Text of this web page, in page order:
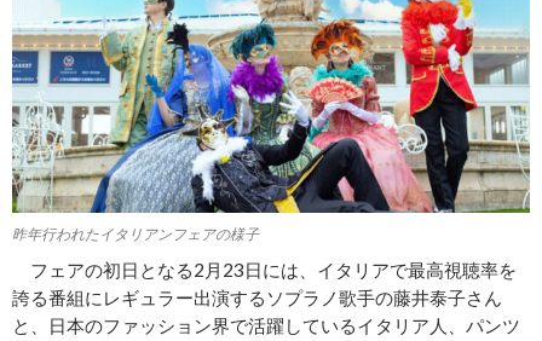
昨年行われたイタリアンフェアの様子
フェアの初日となる2月23日には、イタリアで最高視聴率を
誇る番組にレギュラー出演するソプラノ歌手の藤井泰子さん
と、日本のファッション界で活躍しているイタリア人、パンツ